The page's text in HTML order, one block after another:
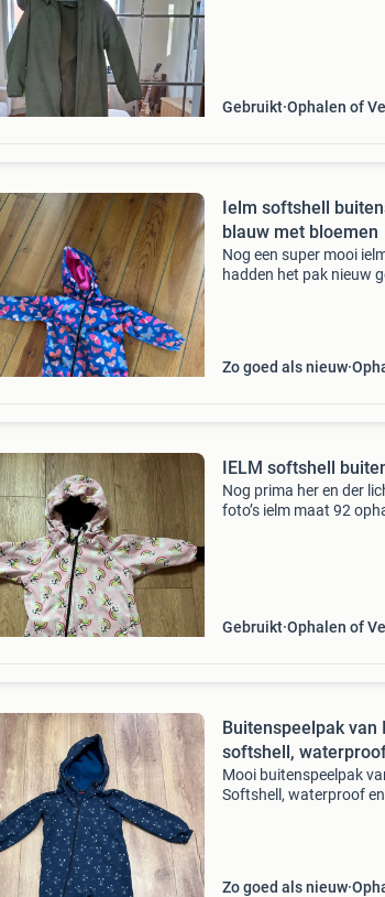
Gebruikt Ophalen of
Ielm softshell
blauw met bloemen
Nog een super mooi
hadden het pak nieuw
Zo goed als nieuw
IELM softshell
Nog prima her en der
foto’s ielm maat 92
Gebruikt Ophalen of
Buitenspeelpak van
softshell,
Mooi buitenspeelpak
Softshell, waterproof
Zo goed als nieuw